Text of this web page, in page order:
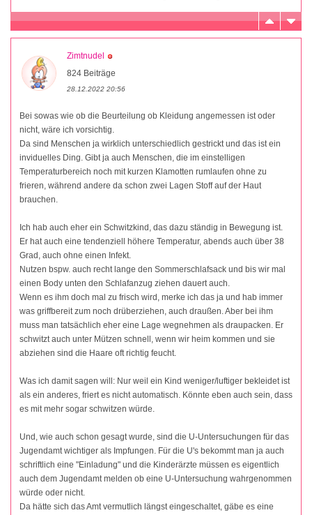
Zimtnudel
824 Beiträge
28.12.2022 20:56
Bei sowas wie ob die Beurteilung ob Kleidung angemessen ist oder
nicht, wäre ich vorsichtig.
Da sind Menschen ja wirklich unterschiedlich gestrickt und das ist ein
inviduelles Ding. Gibt ja auch Menschen, die im einstelligen
Temperaturbereich noch mit kurzen Klamotten rumlaufen ohne zu
frieren, während andere da schon zwei Lagen Stoff auf der Haut
brauchen.
Ich hab auch eher ein Schwitzkind, das dazu ständig in Bewegung ist.
Er hat auch eine tendenziell höhere Temperatur, abends auch über 38
Grad, auch ohne einen Infekt.
Nutzen bspw. auch recht lange den Sommerschlafsack und bis wir mal
einen Body unten den Schlafanzug ziehen dauert auch.
Wenn es ihm doch mal zu frisch wird, merke ich das ja und hab immer
was griffbereit zum noch drüberziehen, auch draußen. Aber bei ihm
muss man tatsächlich eher eine Lage wegnehmen als draupacken. Er
schwitzt auch unter Mützen schnell, wenn wir heim kommen und sie
abziehen sind die Haare oft richtig feucht.
Was ich damit sagen will: Nur weil ein Kind weniger/luftiger bekleidet ist
als ein anderes, friert es nicht automatisch. Könnte eben auch sein, dass
es mit mehr sogar schwitzen würde.
Und, wie auch schon gesagt wurde, sind die U-Untersuchungen für das
Jugendamt wichtiger als Impfungen. Für die U's bekommt man ja auch
schriftlich eine "Einladung" und die Kinderärzte müssen es eigentlich
auch dem Jugendamt melden ob eine U-Untersuchung wahrgenommen
würde oder nicht.
Da hätte sich das Amt vermutlich längst eingeschaltet, gäbe es eine